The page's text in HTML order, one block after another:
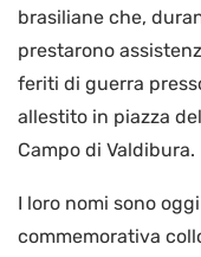
brasiliane che,
prestarono
feriti di guerra
allestito in piazza
Campo di Valdibura.
I loro nomi sono
commemorativa